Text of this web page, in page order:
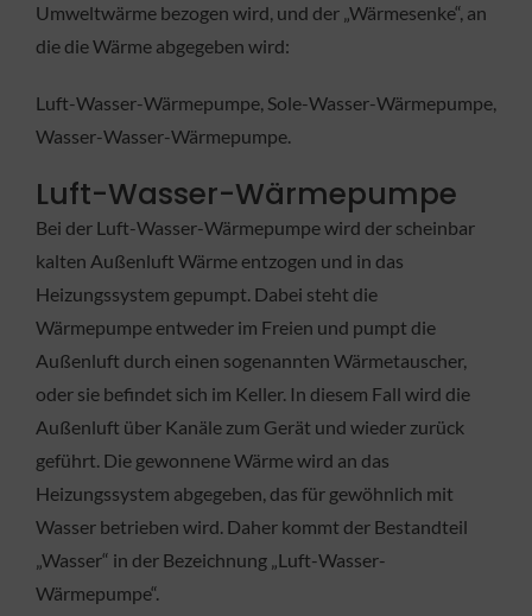
Umweltwärme bezogen wird, und der „Wärmesenke“, an
die die Wärme abgegeben wird:
Luft-Wasser-Wärmepumpe, Sole-Wasser-Wärmepumpe,
Wasser-Wasser-Wärmepumpe.
Luft-Wasser-Wärmepumpe
Bei der Luft-Wasser-Wärmepumpe wird der scheinbar
kalten Außenluft Wärme entzogen und in das
Heizungssystem gepumpt. Dabei steht die
Wärmepumpe entweder im Freien und pumpt die
Außenluft durch einen sogenannten Wärmetauscher,
oder sie befindet sich im Keller. In diesem Fall wird die
Außenluft über Kanäle zum Gerät und wieder zurück
geführt. Die gewonnene Wärme wird an das
Heizungssystem abgegeben, das für gewöhnlich mit
Wasser betrieben wird. Daher kommt der Bestandteil
„Wasser“ in der Bezeichnung „Luft-Wasser-
Wärmepumpe“.